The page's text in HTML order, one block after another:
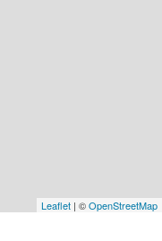
Leaflet | ©OpenStreetMap